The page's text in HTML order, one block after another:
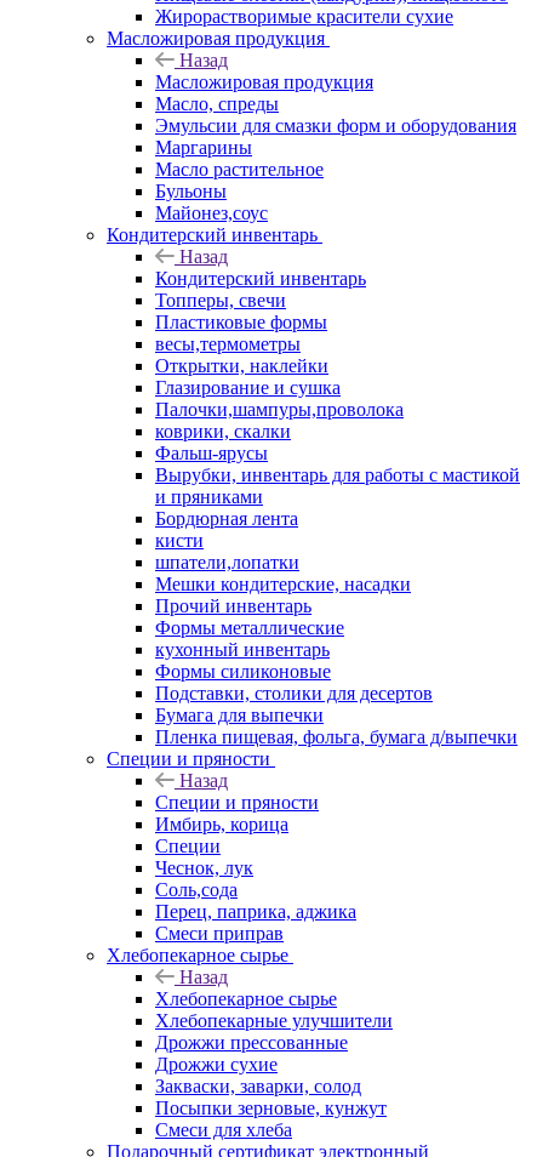
Жирорастворимые красители сухие
Масложировая продукция
Назад
Масложировая продукция
Масло, спреды
Эмульсии для смазки форм и оборудования
Маргарины
Масло растительное
Бульоны
Майонез,соус
Кондитерский инвентарь
Назад
Кондитерский инвентарь
Топперы, свечи
Пластиковые формы
весы,термометры
Открытки, наклейки
Глазирование и сушка
Палочки,шампуры,проволока
коврики, скалки
Фальш-ярусы
Вырубки, инвентарь для работы с мастикой
и пряниками
Бордюрная лента
кисти
шпатели,лопатки
Мешки кондитерские, насадки
Прочий инвентарь
Формы металлические
кухонный инвентарь
Формы силиконовые
Подставки, столики для десертов
Бумага для выпечки
Пленка пищевая, фольга, бумага д/выпечки
Специи и пряности
Назад
Специи и пряности
Имбирь, корица
Специи
Чеснок, лук
Соль,сода
Перец, паприка, аджика
Смеси приправ
Хлебопекарное сырье
Назад
Хлебопекарное сырье
Хлебопекарные улучшители
Дрожжи прессованные
Дрожжи сухие
Закваски, заварки, солод
Посыпки зерновые, кунжут
Смеси для хлеба
Подарочный сертификат электронный